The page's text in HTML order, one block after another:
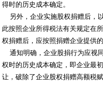
得时的历史成本确定。
另外，企业实施股权捐赠后，
此按照企业所得税法有关规定在
权捐赠后，应按照捐赠企业提供
通知明确，企业股捐行为应视
权时的历史成本确定，即企业最
让，破除了企业股权捐赠高额税赋